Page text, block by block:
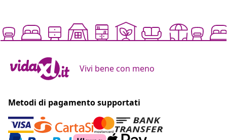
Vivi bene con meno
Metodi di pagamento supportati